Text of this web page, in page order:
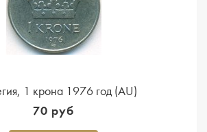
1 крона 1976 год (AU)
70 руб